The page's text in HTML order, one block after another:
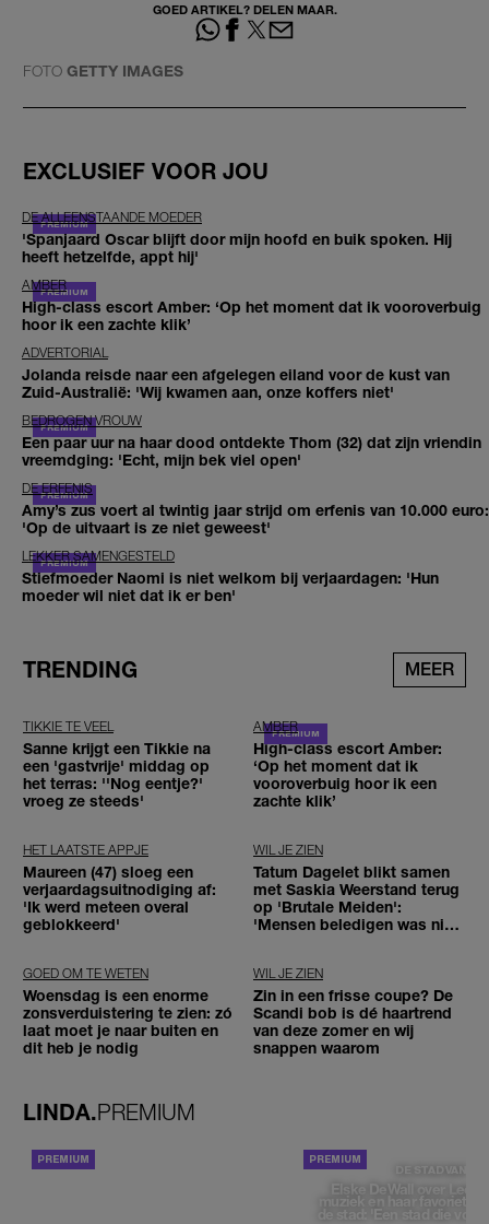
GOED ARTIKEL? DELEN MAAR.
FOTO GETTY IMAGES
EXCLUSIEF VOOR JOU
DE ALLEENSTAANDE MOEDER
'Spanjaard Oscar blijft door mijn hoofd en buik spoken. Hij
heeft hetzelfde, appt hij'
AMBER
High-class escort Amber: ‘Op het moment dat ik vooroverbuig
hoor ik een zachte klik’
ADVERTORIAL
Jolanda reisde naar een afgelegen eiland voor de kust van
Zuid-Australië: 'Wij kwamen aan, onze koffers niet'
BEDROGEN VROUW
Een paar uur na haar dood ontdekte Thom (32) dat zijn vriendin
vreemdging: 'Echt, mijn bek viel open'
DE ERFENIS
Amy’s zus voert al twintig jaar strijd om erfenis van 10.000 euro:
'Op de uitvaart is ze niet geweest'
LEKKER SAMENGESTELD
Stiefmoeder Naomi is niet welkom bij verjaardagen: 'Hun
moeder wil niet dat ik er ben'
TRENDING MEER
TIKKIE TE VEEL
Sanne krijgt een Tikkie na
een 'gastvrije' middag op
het terras: ''Nog eentje?'
vroeg ze steeds'
AMBER
High-class escort Amber:
‘Op het moment dat ik
vooroverbuig hoor ik een
zachte klik’
HET LAATSTE APPJE
Maureen (47) sloeg een
verjaardagsuitnodiging af:
'Ik werd meteen overal
geblokkeerd'
WIL JE ZIEN
Tatum Dagelet blikt samen
met Saskia Weerstand terug
op 'Brutale Meiden':
'Mensen beledigen was niet
GOED OM TE WETEN
Woensdag is een enorme
zonsverduistering te zien: zó
laat moet je naar buiten en
dit heb je nodig
WIL JE ZIEN
Zin in een frisse coupe? De
Scandi bob is dé haartrend
van deze zomer en wij
snappen waarom
LINDA.PREMIUM
DE STAD VAN
Elske DeWall over
muziek en haar favoriete
de stad: 'Een stad die